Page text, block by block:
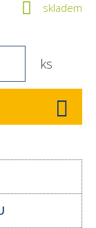
skladem
ks